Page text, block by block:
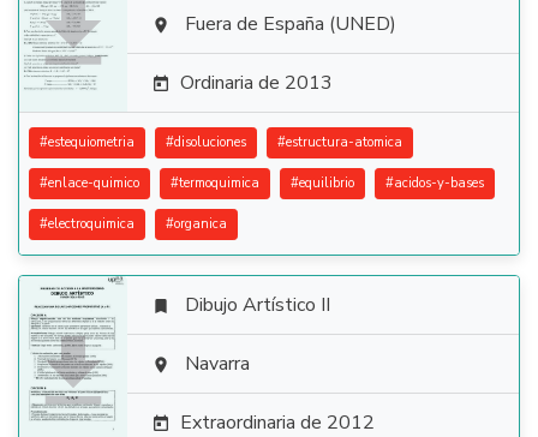
  Fuera de España (UNED)
 Ordinaria de 2013
#estequiometria #disoluciones #estructura-atomica
#enlace-quimico #termoquimica #equilibrio #acidos-y-bases
#electroquimica #organica

 Dibujo Artístico II
 Navarra
 Extraordinaria de 2012